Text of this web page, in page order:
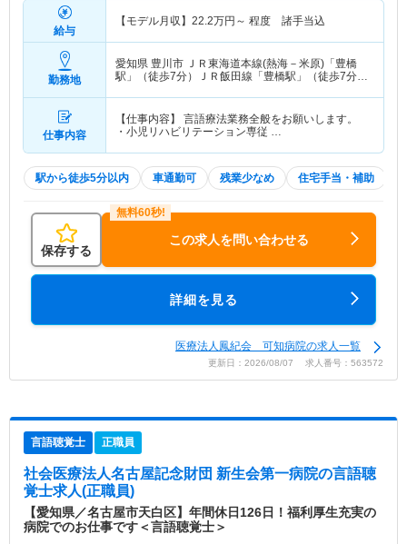
給与
【モデル月収】 22.2万円～ 程度 諸手当込
勤務地
愛知県 豊川市 ＪＲ東海道本線(熱海－米原)「豊橋
駅」（徒歩7分）ＪＲ飯田線「豊橋駅」（徒歩7分）
仕事内容
【仕事内容】 言語療法業務全般をお願いします。
・小児リハビリテーション専従 …
駅から徒歩5分以内 車通勤可 残業少なめ 住宅手当・補助
保存する
この求人を問い合わせる
詳細を見る
医療法人鳳紀会 可知病院の求人一覧
更新日：2026/08/07 求人番号：563572
言語聴覚士 正職員
社会医療法人名古屋記念財団 新生会第一病院の言語聴
覚士求人(正職員)
【愛知県／名古屋市天白区】年間休日126日！福利厚生充実の
病院でのお仕事です＜言語聴覚士＞